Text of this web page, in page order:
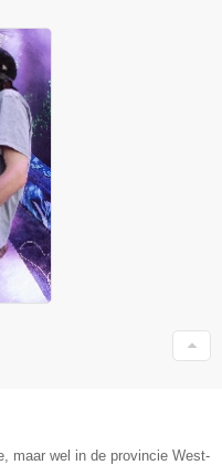
maar wel in de provincie West-